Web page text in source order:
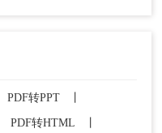
PDF转PPT
PDF转HTML